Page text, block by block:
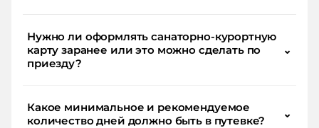
Нужно ли оформлять санаторно-курортную
карту заранее или это можно сделать по
приезду?
⌄
Какое минимальное и рекомендуемое
количество дней должно быть в путевке?
⌄